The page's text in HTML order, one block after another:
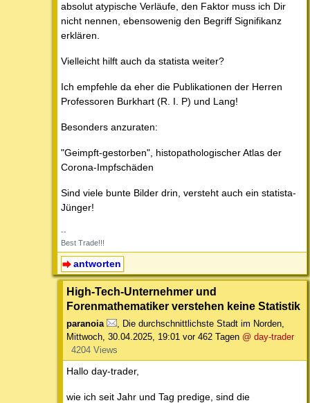
absolut atypische Verläufe, den Faktor muss ich Dir
nicht nennen, ebensowenig den Begriff Signifikanz
erklären.
Vielleicht hilft auch da statista weiter?
Ich empfehle da eher die Publikationen der Herren
Professoren Burkhart (R. I. P) und Lang!
Besonders anzuraten:
"Geimpft-gestorben", histopathologischer Atlas der
Corona-Impfschäden
Sind viele bunte Bilder drin, versteht auch ein statista-
Jünger!
--
Best Trade!!!
antworten
High-Tech-Unternehmer und
Forenmathematiker verstehen keine Statistik
paranoia Die durchschnittlichste Stadt im Norden
Mittwoch, 30.04.2025, 19:01 vor 462 Tagen @ day-trader
4204 Views
Hallo day-trader,
wie ich seit Jahr und Tag predige, sind die